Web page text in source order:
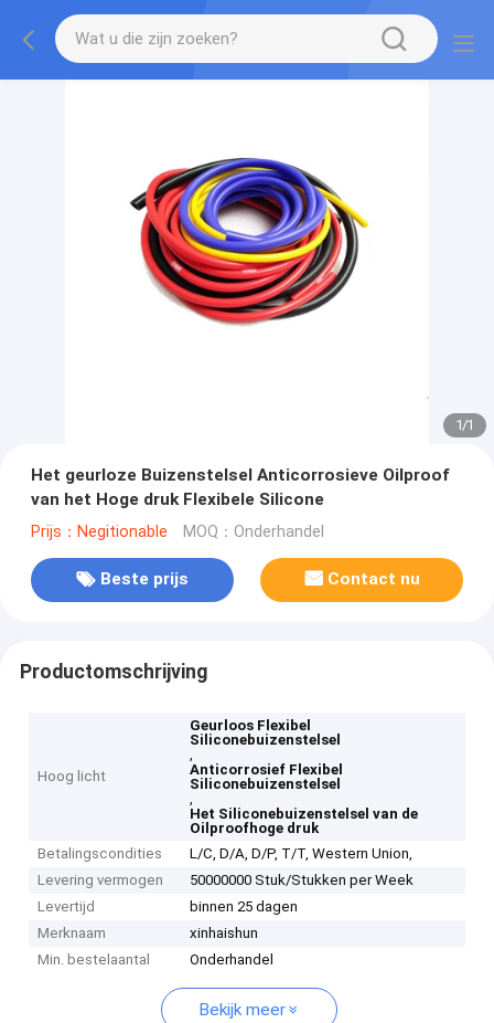
1/1
Het geurloze Buizenstelsel Anticorrosieve Oilproof
van het Hoge druk Flexibele Silicone
Prijs：Negitionable MOQ：Onderhandel
Beste prijs Contact nu
Productomschrijving
Hoog licht
Geurloos Flexibel
Siliconebuizenstelsel
,
Anticorrosief Flexibel
Siliconebuizenstelsel
,
Het Siliconebuizenstelsel van de
Oilproofhoge druk
Betalingscondities
L/C, D/A, D/P, T/T, Western Union,
Levering vermogen
50000000 Stuk/Stukken per Week
Levertijd
binnen 25 dagen
Merknaam
xinhaishun
Min. bestelaantal
Onderhandel
Bekijk meer